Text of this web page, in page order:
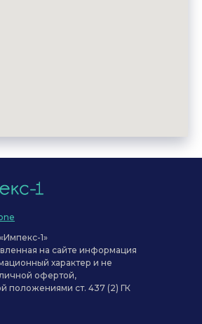
1»
на сайте информация
характер и не
офертой,
положениями ст. 437 (2) ГК